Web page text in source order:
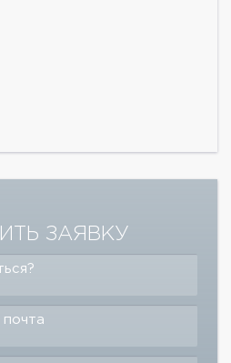
ЗАЯВКУ